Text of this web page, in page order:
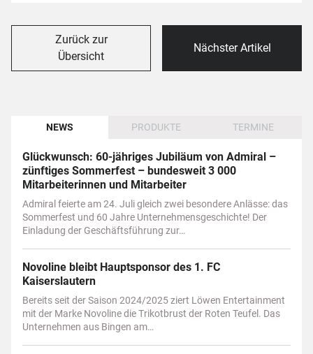
Zurück zur
Übersicht
Nächster Artikel
NEWS PRODUKTE TERMINE
Glückwunsch: 60-jähriges Jubiläum von Admiral –
zünftiges Sommerfest – bundesweit 3 000
Mitarbeiterinnen und Mitarbeiter
Admiral feierte am 24. Juli gleich zwei besondere Anlässe: das
Sommerfest und 60 Jahre Unternehmensgeschichte! Der
Einladung der Geschäftsführung zur…
Novoline bleibt Hauptsponsor des 1. FC
Kaiserslautern
Bereits seit der Saison 2024/2025 ziert Löwen Entertainment
mit der Marke Novoline die Trikotbrust der Roten Teufel. Das
Unternehmen aus Bingen am…